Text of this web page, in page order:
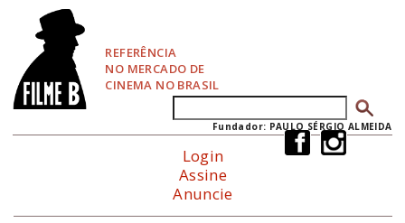
REFERÊNCIA
NO MERCADO DE
CINEMA NO BRASIL
Formulário de busca
Fundador: PAULO SÉRGIO ALMEIDA
Login
Assine
Anuncie